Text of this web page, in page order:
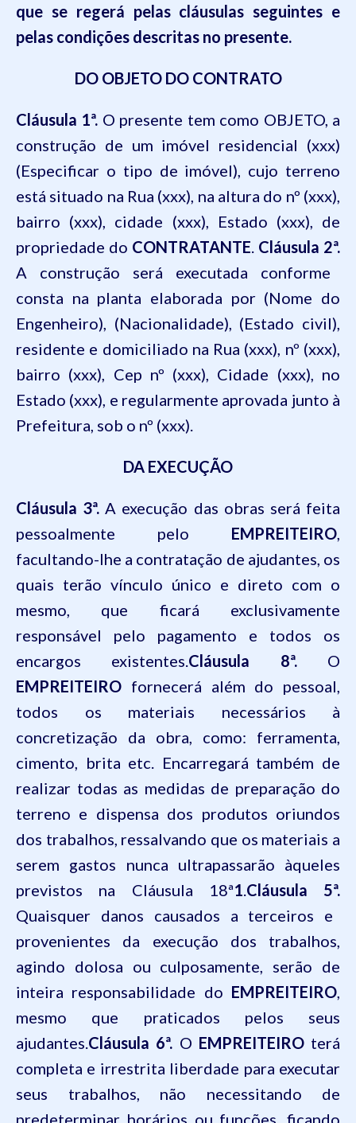
que se regerá pelas cláusulas seguintes e
pelas condições descritas no presente.
DO OBJETO DO CONTRATO
Cláusula 1ª. O presente tem como OBJETO, a
construção de um imóvel residencial (xxx)
(Especificar o tipo de imóvel), cujo terreno
está situado na Rua (xxx), na altura do nº (xxx),
bairro (xxx), cidade (xxx), Estado (xxx), de
propriedade do CONTRATANTE. Cláusula 2ª.
A construção será executada conforme
consta na planta elaborada por (Nome do
Engenheiro), (Nacionalidade), (Estado civil),
residente e domiciliado na Rua (xxx), nº (xxx),
bairro (xxx), Cep nº (xxx), Cidade (xxx), no
Estado (xxx), e regularmente aprovada junto à
Prefeitura, sob o nº (xxx).
DA EXECUÇÃO
Cláusula 3ª. A execução das obras será feita
pessoalmente pelo EMPREITEIRO,
facultando-lhe a contratação de ajudantes, os
quais terão vínculo único e direto com o
mesmo, que ficará exclusivamente
responsável pelo pagamento e todos os
encargos existentes.Cláusula 8ª.O
EMPREITEIRO fornecerá além do pessoal,
todos os materiais necessários à
concretização da obra, como: ferramenta,
cimento, brita etc. Encarregará também de
realizar todas as medidas de preparação do
terreno e dispensa dos produtos oriundos
dos trabalhos, ressalvando que os materiais a
serem gastos nunca ultrapassarão àqueles
previstos na Cláusula 18ª1.Cláusula 5ª.
Quaisquer danos causados a terceiros e
provenientes da execução dos trabalhos,
agindo dolosa ou culposamente, serão de
inteira responsabilidade do EMPREITEIRO,
mesmo que praticados pelos seus
ajudantes.Cláusula 6ª. O EMPREITEIROterá
completa e irrestrita liberdade para executar
seus trabalhos, não necessitando de
predeterminar horários ou funções, ficando